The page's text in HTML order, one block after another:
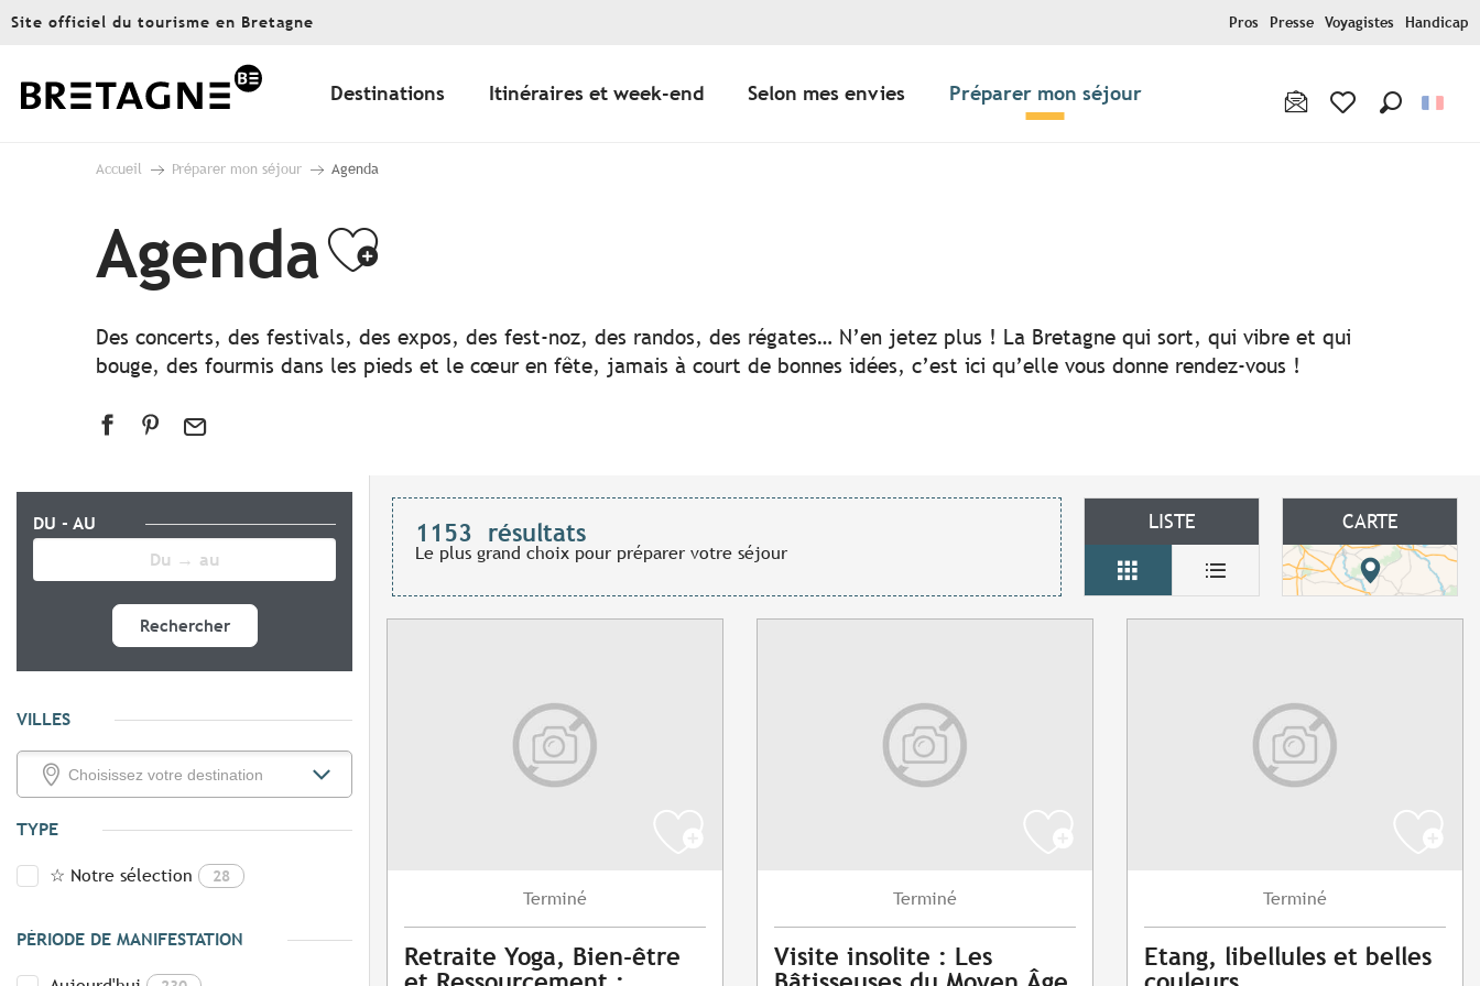
Aller
principal
Site officiel du tourisme en Bretagne Pros Presse Voyagistes Handicap
Destinations Itinéraires et week-end Selon mes envies Préparer mon séjour
Accueil Préparer mon séjour Agenda
AgendaAjouter aux favoris
Des concerts, des festivals, des expos, des fest-noz, des randos, des régates… N’en jetez plus ! La Bretagne qui sort, qui vibre et qui
bouge, des fourmis dans les pieds et le cœur en fête, jamais à court de bonnes idées, c’est ici qu’elle vous donne rendez-vous !
DU - AU
Rechercher
VILLES
TYPE
☆ Notre sélection 28
PÉRIODE DE MANIFESTATION
1153 résultats
Le plus grand choix pour préparer votre séjour
LISTE CARTE
Terminé
Retraite Yoga, Bien-être
Terminé
Visite insolite : Les
Terminé
Etang, libellules et belles